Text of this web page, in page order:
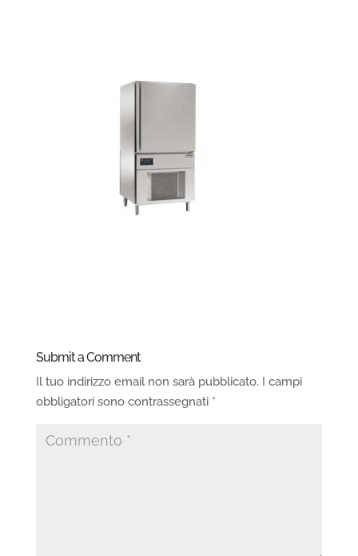
Submit a Comment
Il tuo indirizzo email non sarà pubblicato.
I campi
obbligatori sono contrassegnati *